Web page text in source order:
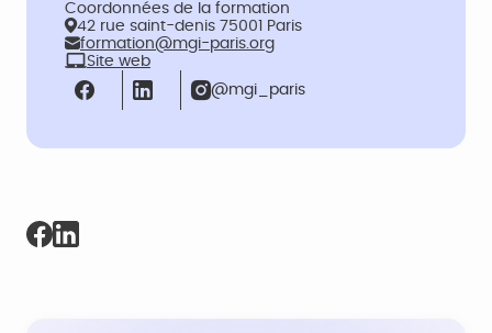
Coordonnées de la formation
42 rue saint-denis 75001 Paris
formation@mgi-paris.org
Site web
@mgi_paris